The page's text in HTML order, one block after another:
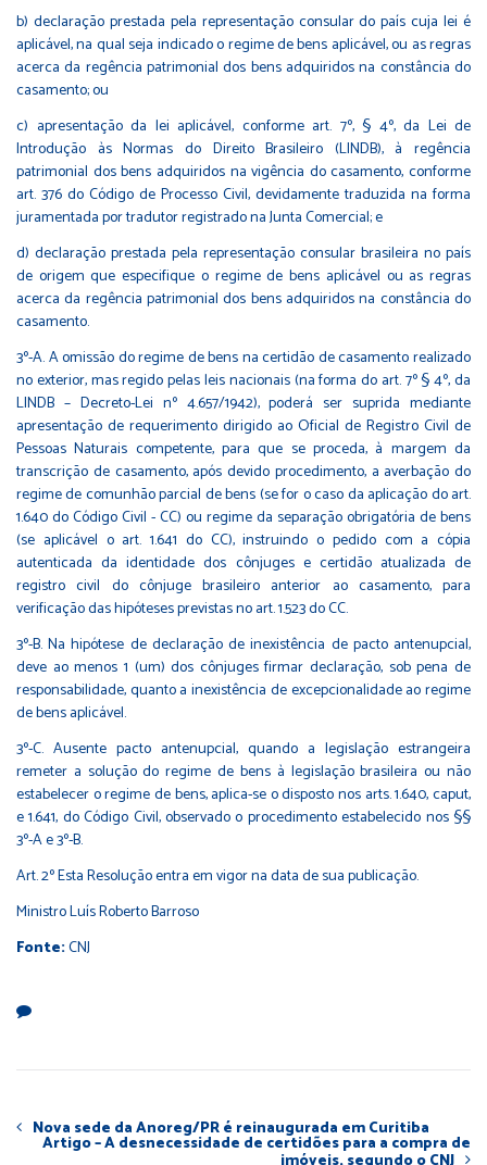
b) declaração prestada pela representação consular do país cuja lei é
aplicável, na qual seja indicado o regime de bens aplicável, ou as regras
acerca da regência patrimonial dos bens adquiridos na constância do
casamento; ou
c) apresentação da lei aplicável, conforme art. 7º, § 4º, da Lei de
Introdução às Normas do Direito Brasileiro (LINDB), à regência
patrimonial dos bens adquiridos na vigência do casamento, conforme
art. 376 do Código de Processo Civil, devidamente traduzida na forma
juramentada por tradutor registrado na Junta Comercial; e
d) declaração prestada pela representação consular brasileira no país
de origem que especifique o regime de bens aplicável ou as regras
acerca da regência patrimonial dos bens adquiridos na constância do
casamento.
3º-A. A omissão do regime de bens na certidão de casamento realizado
no exterior, mas regido pelas leis nacionais (na forma do art. 7º § 4º, da
LINDB – Decreto-Lei nº 4.657/1942), poderá ser suprida mediante
apresentação de requerimento dirigido ao Oficial de Registro Civil de
Pessoas Naturais competente, para que se proceda, à margem da
transcrição de casamento, após devido procedimento, a averbação do
regime de comunhão parcial de bens (se for o caso da aplicação do art.
1.640 do Código Civil - CC) ou regime da separação obrigatória de bens
(se aplicável o art. 1.641 do CC), instruindo o pedido com a cópia
autenticada da identidade dos cônjuges e certidão atualizada de
registro civil do cônjuge brasileiro anterior ao casamento, para
verificação das hipóteses previstas no art. 1.523 do CC.
3º-B. Na hipótese de declaração de inexistência de pacto antenupcial,
deve ao menos 1 (um) dos cônjuges firmar declaração, sob pena de
responsabilidade, quanto a inexistência de excepcionalidade ao regime
de bens aplicável.
3º-C. Ausente pacto antenupcial, quando a legislação estrangeira
remeter a solução do regime de bens à legislação brasileira ou não
estabelecer o regime de bens, aplica-se o disposto nos arts. 1.640, caput,
e 1.641, do Código Civil, observado o procedimento estabelecido nos §§
3º-A e 3º-B.
Art. 2º Esta Resolução entra em vigor na data de sua publicação.
Ministro Luís Roberto Barroso
Fonte:CNJ
Nova sede da Anoreg/PR é reinaugurada em Curitiba
Artigo – A desnecessidade de certidões para a compra de